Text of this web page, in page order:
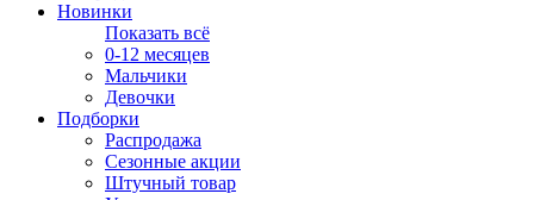
Новинки
Показать всё
0-12 месяцев
Мальчики
Девочки
Подборки
Распродажа
Сезонные акции
Штучный товар